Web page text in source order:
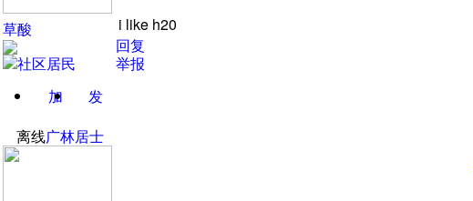
草酸
加
发
i like h20
回复
举报
离线广林居士